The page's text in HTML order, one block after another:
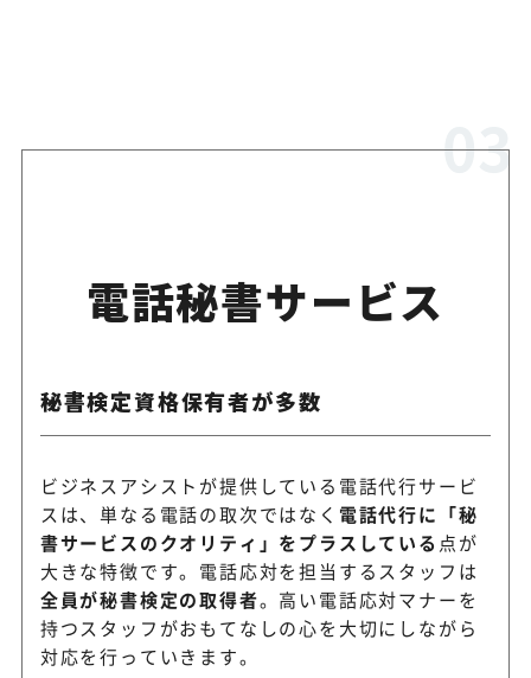
電話秘書サービス
秘書検定資格保有者が多数
ビジネスアシストが提供している電話代行サービ
スは、単なる電話の取次ではなく 電話代行に「秘
書サービスのクオリティ」をプラスしている 点が
大きな特徴です。電話応対を担当するスタッフは
全員が秘書検定の取得者。高い電話応対マナーを
持つスタッフがおもてなしの心を大切にしながら
対応を行っていきます。